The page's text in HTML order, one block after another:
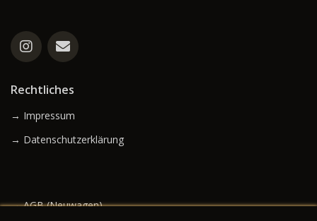
Rechtliches
→ Impressum
→ Datenschutzerklärung
→ AGB (Neuwagen)